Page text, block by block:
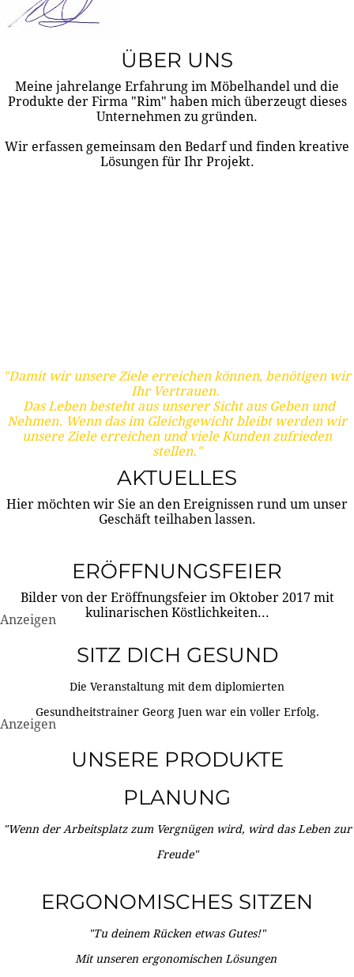
ÜBER UNS
Meine jahrelange Erfahrung im Möbelhandel und die
Produkte der Firma "Rim" haben mich überzeugt dieses
Unternehmen zu gründen.
Wir erfassen gemeinsam den Bedarf und finden kreative
Lösungen für Ihr Projekt.
"Damit wir unsere Ziele erreichen können, benötigen wir
Ihr Vertrauen.
Das Leben besteht aus unserer Sicht aus Geben und
Nehmen. Wenn das im Gleichgewicht bleibt werden wir
unsere Ziele erreichen und viele Kunden zufrieden
stellen."
AKTUELLES
Hier möchten wir Sie an den Ereignissen rund um unser
Geschäft teilhaben lassen.
ERÖFFNUNGSFEIER
Bilder von der Eröffnungsfeier im Oktober 2017 mit
kulinarischen Köstlichkeiten...
Anzeigen
SITZ DICH GESUND
Die Veranstaltung mit dem diplomierten
Gesundheitstrainer Georg Juen war ein voller Erfolg.
Anzeigen
UNSERE PRODUKTE
PLANUNG
"Wenn der Arbeitsplatz zum Vergnügen wird, wird das Leben zur
Freude"
ERGONOMISCHES SITZEN
"Tu deinem Rücken etwas Gutes!"
Mit unseren ergonomischen Lösungen